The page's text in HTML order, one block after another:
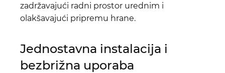
zadržavajući radni prostor urednim i
olakšavajući pripremu hrane.
Jednostavna instalacija i
bezbrižna uporaba